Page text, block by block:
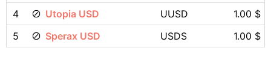
4
Utopia USD UUSD
1.00 $
5
Sperax USD USDS 1.00 $